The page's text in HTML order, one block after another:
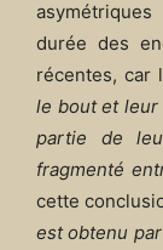
durée des
récentes, car
le bout et leur
partie de
fragmenté
cette
est obtenu